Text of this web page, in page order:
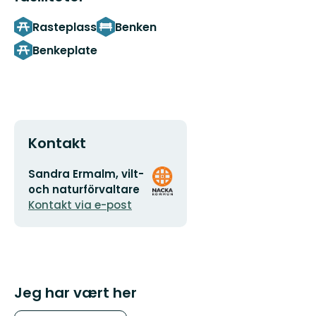
Rasteplass
Benken
Benkeplate
Kontakt
E-
postadresse
Sandra Ermalm, vilt-
och naturförvaltare
Kontakt via e-post
Organisasjonens
logotype
Jeg har vært her